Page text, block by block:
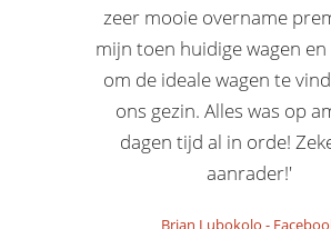
zeer mooie overname
mijn toen huidige wagen
om de ideale wagen te
ons gezin. Alles was op
dagen tijd al in orde!
aanrader!'
Brian Lubokolo -